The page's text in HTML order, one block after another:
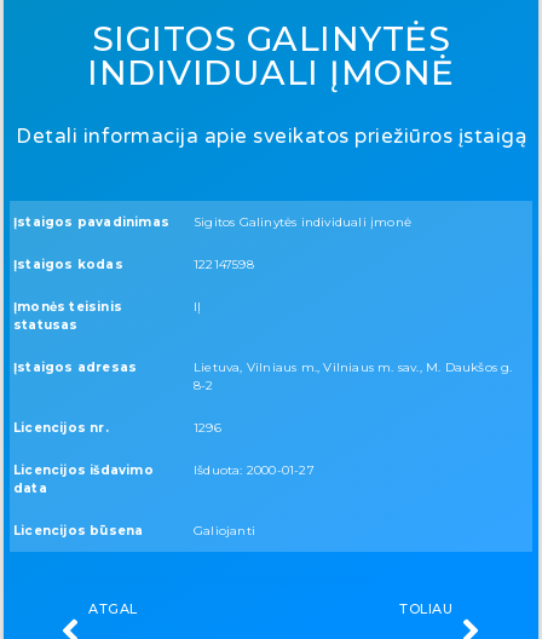
SIGITOS GALINYTĖS
INDIVIDUALI ĮMONĖ
Detali informacija apie sveikatos priežiūros įstaigą
Įstaigos pavadinimas Sigitos Galinytės individuali įmonė
Įstaigos kodas 122147598
Įmonės teisinis
statusas
IĮ
Įstaigos adresas
Lietuva, Vilniaus m., Vilniaus m. sav., M. Daukšos g.
8-2
Licencijos nr. 1296
Licencijos išdavimo
data
Išduota: 2000-01-27
Licencijos būsena Galiojanti
ATGAL TOLIAU